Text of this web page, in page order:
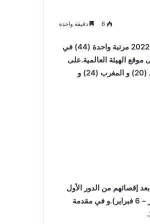
6 دقيقة واحدة
خسر المنتخب الجزائري لكرة القدم الذي أقصي في مباريات السد المؤهلة لكأس العالم-2022 مرتبة واحدة (44) في
الهيئة العالمية.على
الصعيد القاري, تراجعت الجزائر بأربعة مراكز لتتدحرج للصف السابع خلف كل من السنغال (20) و المغرب (24) و
و تراجع “الخضر” للمرة الثانية على التوالي بعد فقدانهم ل 14 مركز في بداية سنة 2022 بعد إقصائهم من الدور الأول
في كأس إفريقيا الأخيرة للأمم 2021 (المؤجلة لعام 2022) التي جرت بالكاميرون (9 يناير – 6 فبراير).و في مقدمة
بلدية أرزيو بوهران تخصص فرق لترميم